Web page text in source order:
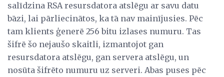
salīdzina RSA resursdatora atslēgu ar savu datu
bāzi, lai pārliecinātos, ka tā nav mainījusies. Pēc
tam klients ģenerē 256 bitu izlases numuru. Tas
šifrē šo nejaušo skaitli, izmantojot gan
resursdatora atslēgu, gan servera atslēgu, un
nosūta šifrēto numuru uz serveri. Abas puses pēc